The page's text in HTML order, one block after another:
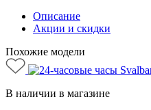
Описание
Акции и скидки
Похожие модели
В наличии в магазине